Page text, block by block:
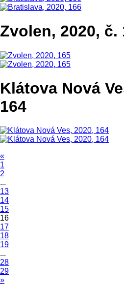
Zvolen, 2020, č.
Klátova Nová
164
«
1
2
...
13
14
15
16
17
18
19
...
28
29
»